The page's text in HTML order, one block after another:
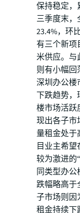
保持稳定，
三季度末，
23.4%，环
有三个新项
米供应。与
则有小幅回
深圳办公楼
下跌趋势，
楼市场活跃
现出各子市
量租金处于
目业主希
较为激进的
同类型办
跌幅略高于
子市场则因
租金持续下